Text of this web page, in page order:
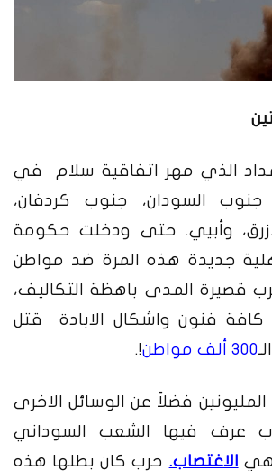
الذي مهر اتفاقية سلام في
جنوب السودان، جنوب كردفان،
وأبيي. حتى ودخلت حكومة
جديدة هذه المرة ضد مواطن
قصيرة المدى باهظة التكاليف،
فنون واشكال الابادة قتل
300 ألف مواطن !.
فضلاً عن الوسائل الاخرى
عرف فيها الشعب السوداني
الاغتصاب. حرب كان بطلها هذه